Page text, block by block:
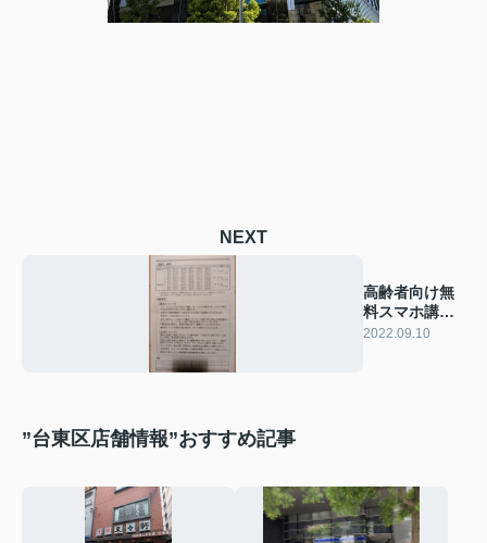
NEXT
高齢者向け無
料スマホ講座
講師派遣
2022.09.10
”台東区店舗情報”おすすめ記事